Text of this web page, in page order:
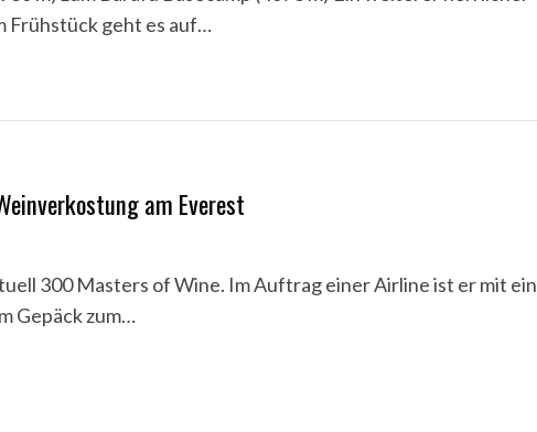
Frühstück geht es auf…
am Everest
300 Masters of Wine. Im Auftrag einer Airline ist er mit ein
Gepäck zum…